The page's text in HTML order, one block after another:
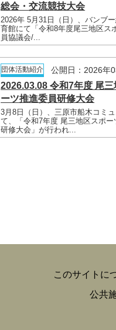
総会・交流競技大会
2026年 5月31日（日）、バンブ
育館にて「令和8年度尾三地区ス
員協議会/...
団体活動紹介 公開日：2026年
2026.03.08 令和7年度 尾
ーツ推進委員研修大会
3月8日（日）、三原市船木コミ
て、「令和7年度 尾三地区スポー
研修大会」が行われ...
このサイトに
公共